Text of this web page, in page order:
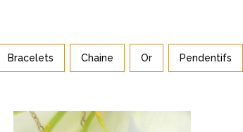
Bracelets Chaine Or Pendentifs